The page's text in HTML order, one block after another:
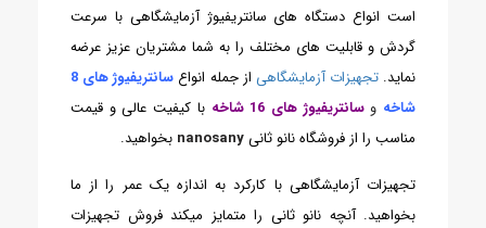
است انواع دستگاه های سانتریفیوژ آزمایشگاهی با سرعت
گردش و قابلیت های مختلف را به شما مشتریان عزیز عرضه
نماید. تجهیزات آزمایشگاهی از جمله انواع
سانتریفیوژ های 8
شاخه وسانتریفیوژ های 16 شاخه
با کیفیت عالی و قیمت
مناسب را از فروشگاه نانو ثانیnanosany بخواهید.
تجهیزات آزمایشگاهی با کارکرد به اندازه یک عمر را از ما
بخواهید. آنچه نانو ثانی را متمایز میکند فروش تجهیزات